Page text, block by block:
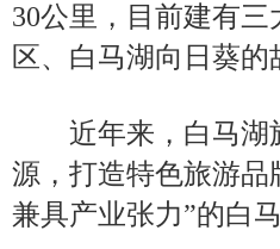
30公里，目前建有
区、白马湖向日葵
近年来，白马湖
源，打造特色旅游品
兼具产业张力”的白